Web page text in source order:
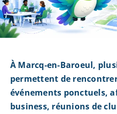
À Marcq-en-Baroeul,
permettent de
événements ponctuels,
business, réunions de